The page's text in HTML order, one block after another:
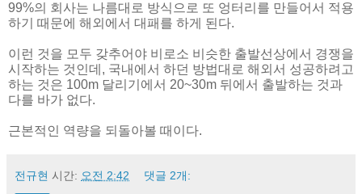
99%의 회사는 나름대로 방식으로 또 엉터리를 만들어서 적용
하기 때문에 해외에서 대패를 하게 된다.
이런 것을 모두 갖추어야 비로소 비슷한 출발선상에서 경쟁을
시작하는 것인데, 국내에서 하던 방법대로 해외서 성공하려고
하는 것은 100m 달리기에서 20~30m 뒤에서 출발하는 것과
다를 바가 없다.
근본적인 역량을 되돌아볼 때이다.
전규현 시간: 오전 2:42 댓글 2개: